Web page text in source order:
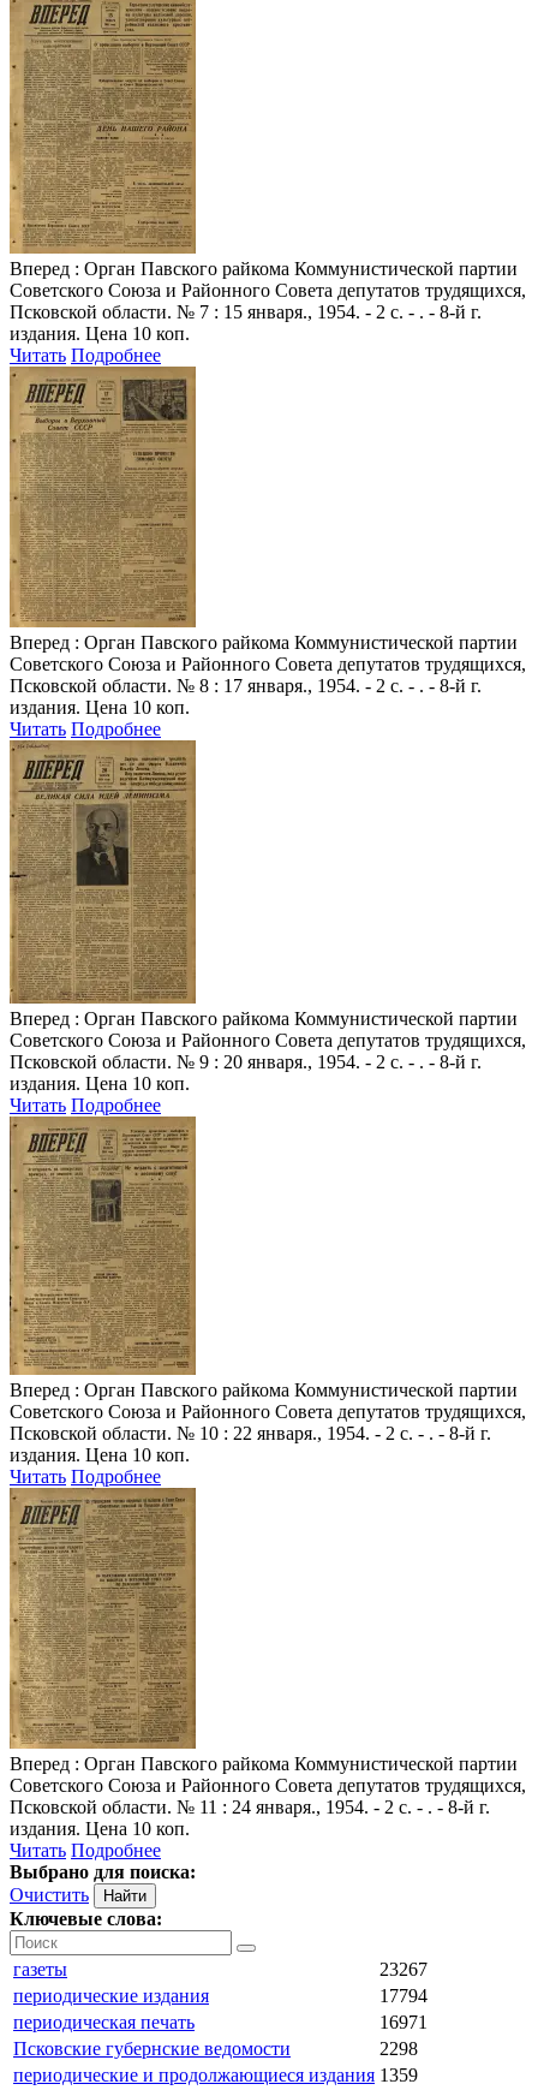
Вперед : Орган Павского райкома Коммунистической партии
Советского Союза и Районного Совета депутатов трудящихся,
Псковской области. № 7 : 15 января., 1954. - 2 с. - . - 8-й г.
издания. Цена 10 коп.
Читать Подробнее
Вперед : Орган Павского райкома Коммунистической партии
Советского Союза и Районного Совета депутатов трудящихся,
Псковской области. № 8 : 17 января., 1954. - 2 с. - . - 8-й г.
издания. Цена 10 коп.
Читать Подробнее
Вперед : Орган Павского райкома Коммунистической партии
Советского Союза и Районного Совета депутатов трудящихся,
Псковской области. № 9 : 20 января., 1954. - 2 с. - . - 8-й г.
издания. Цена 10 коп.
Читать Подробнее
Вперед : Орган Павского райкома Коммунистической партии
Советского Союза и Районного Совета депутатов трудящихся,
Псковской области. № 10 : 22 января., 1954. - 2 с. - . - 8-й г.
издания. Цена 10 коп.
Читать Подробнее
Вперед : Орган Павского райкома Коммунистической партии
Советского Союза и Районного Совета депутатов трудящихся,
Псковской области. № 11 : 24 января., 1954. - 2 с. - . - 8-й г.
издания. Цена 10 коп.
Читать Подробнее
Выбрано для поиска:
Очистить
Ключевые слова:
газеты
23267
периодические издания
17794
периодическая печать
16971
Псковские губернские ведомости
2298
периодические и продолжающиеся издания 1359